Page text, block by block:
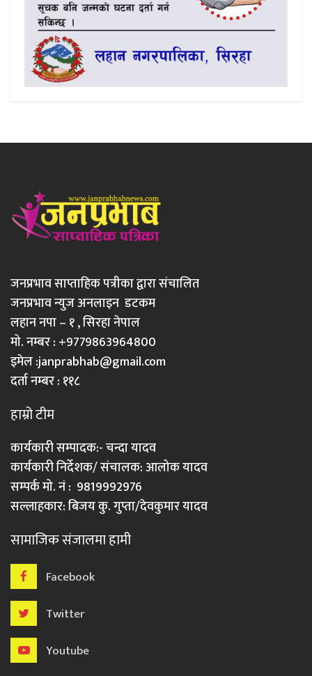
जनप्रभाव साप्ताहिक पत्रीका द्वारा संचालित
जनप्रभाव न्युज अनलाइन डटकम
लहान नपा – १ , सिरहा नेपाल
मो. नम्बर : +9779863964800
इमेल :janprabhab@gmail.com
दर्ता नम्बर : ११८
हाम्रो टीम
कार्यकारी सम्पादक:- चन्दा यादव
कार्यकारी निर्देशक/ संचालक: आलोक यादव
सम्पर्क मो. नं : 9819992976
सल्लाहकार: बिजय कु. गुप्ता/देवकुमार यादव
सामाजिक संजालमा हामी
Facebook
Twitter
Youtube